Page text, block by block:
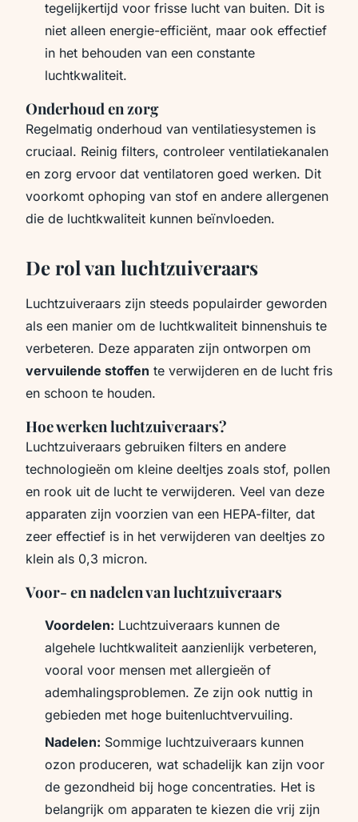
tegelijkertijd voor frisse lucht van buiten. Dit is
niet alleen energie-efficiënt, maar ook effectief
in het behouden van een constante
luchtkwaliteit.
Onderhoud en zorg
Regelmatig onderhoud van ventilatiesystemen is
cruciaal. Reinig filters, controleer ventilatiekanalen
en zorg ervoor dat ventilatoren goed werken. Dit
voorkomt ophoping van stof en andere allergenen
die de luchtkwaliteit kunnen beïnvloeden.
De rol van luchtzuiveraars
Luchtzuiveraars zijn steeds populairder geworden
als een manier om de luchtkwaliteit binnenshuis te
verbeteren. Deze apparaten zijn ontworpen om
vervuilende stoffen te verwijderen en de lucht fris
en schoon te houden.
Hoe werken luchtzuiveraars?
Luchtzuiveraars gebruiken filters en andere
technologieën om kleine deeltjes zoals stof, pollen
en rook uit de lucht te verwijderen. Veel van deze
apparaten zijn voorzien van een HEPA-filter, dat
zeer effectief is in het verwijderen van deeltjes zo
klein als 0,3 micron.
Voor- en nadelen van luchtzuiveraars
Voordelen: Luchtzuiveraars kunnen de
algehele luchtkwaliteit aanzienlijk verbeteren,
vooral voor mensen met allergieën of
ademhalingsproblemen. Ze zijn ook nuttig in
gebieden met hoge buitenluchtvervuiling.
Nadelen: Sommige luchtzuiveraars kunnen
ozon produceren, wat schadelijk kan zijn voor
de gezondheid bij hoge concentraties. Het is
belangrijk om apparaten te kiezen die vrij zijn